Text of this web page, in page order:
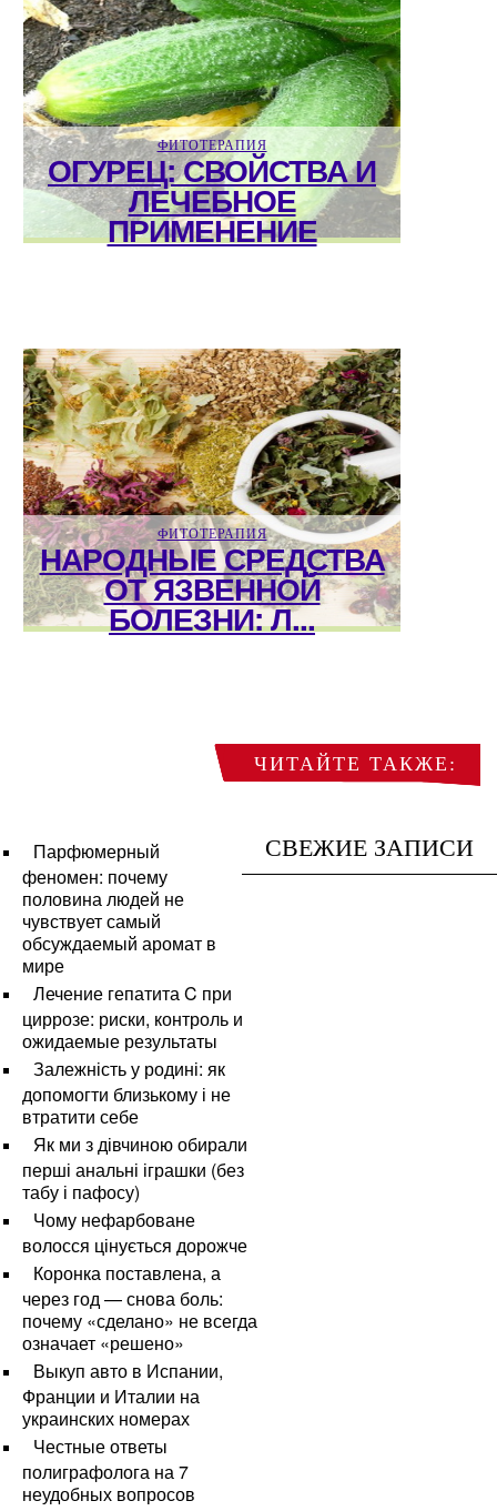
ФИТОТЕРАПИЯ
ОГУРЕЦ: СВОЙСТВА И
ЛЕЧЕБНОЕ
ПРИМЕНЕНИЕ
ФИТОТЕРАПИЯ
НАРОДНЫЕ СРЕДСТВА
ОТ ЯЗВЕННОЙ
БОЛЕЗНИ: Л...
ЧИТАЙТЕ ТАКЖЕ:
СВЕЖИЕ ЗАПИСИ
Парфюмерный
феномен: почему
половина людей не
чувствует самый
обсуждаемый аромат в
мире
Лечение гепатита C при
циррозе: риски, контроль и
ожидаемые результаты
Залежність у родині: як
допомогти близькому і не
втратити себе
Як ми з дівчиною обирали
перші анальні іграшки (без
табу і пафосу)
Чому нефарбоване
волосся цінується дорожче
Коронка поставлена, а
через год — снова боль:
почему «сделано» не всегда
означает «решено»
Выкуп авто в Испании,
Франции и Италии на
украинских номерах
Честные ответы
полиграфолога на 7
неудобных вопросов